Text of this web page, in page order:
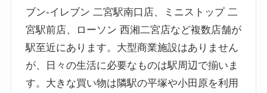
ブン-イレブン 二宮駅南口店、ミニストップ 二
宮駅前店、ローソン 西湘二宮店など複数店舗が
駅至近にあります。大型商業施設はありません
が、日々の生活に必要なものは駅周辺で揃いま
す。大きな買い物は隣駅の平塚や小田原を利用